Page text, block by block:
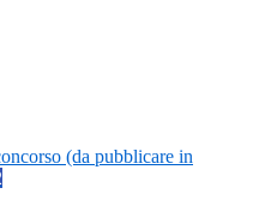
(da pubblicare in